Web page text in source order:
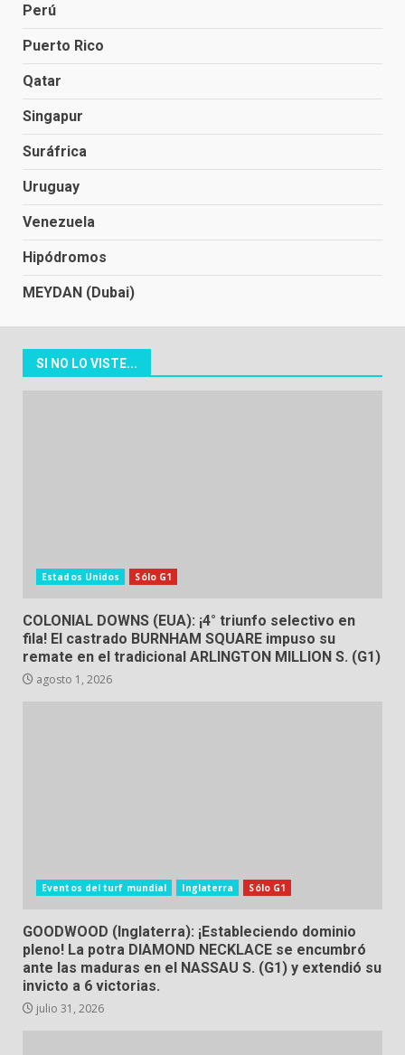
Perú
Puerto Rico
Qatar
Singapur
Suráfrica
Uruguay
Venezuela
Hipódromos
MEYDAN (Dubai)
SI NO LO VISTE...
Estados Unidos Sólo G1
COLONIAL DOWNS (EUA): ¡4° triunfo selectivo en
fila! El castrado BURNHAM SQUARE impuso su
remate en el tradicional ARLINGTON MILLION S. (G1)
agosto 1, 2026
Eventos del turf mundial Inglaterra Sólo G1
GOODWOOD (Inglaterra): ¡Estableciendo dominio
pleno! La potra DIAMOND NECKLACE se encumbró
ante las maduras en el NASSAU S. (G1) y extendió su
invicto a 6 victorias.
julio 31, 2026